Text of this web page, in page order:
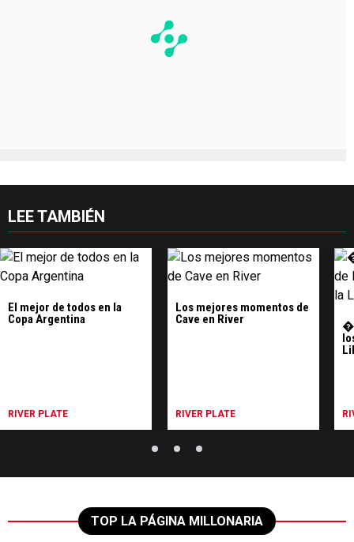
LEE TAMBIÉN
El mejor de todos en la
Copa Argentina
RIVER PLATE
Los mejores momentos de
Cave en River
RIVER PLATE
TOP LA PÁGINA MILLONARIA